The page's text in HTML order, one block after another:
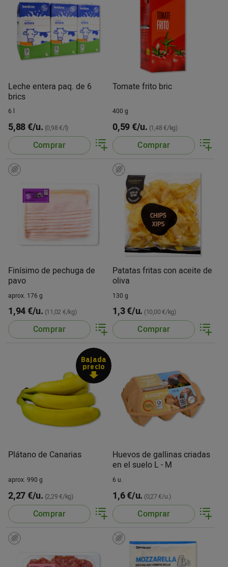
Leche entera paq. de 6
brics
6 l
5,88 €/u. (0,98 €/l)
Comprar
Tomate frito bric
400 g
0,59 €/u. (1,48 €/kg)
Comprar
Finísimo de pechuga de
pavo
aprox. 176 g
1,94 €/u. (11,02 €/kg)
Comprar
Patatas fritas con aceite de
oliva
130 g
1,3 €/u. (10,00 €/kg)
Comprar
Bajada
precio
Plátano de Canarias
aprox. 990 g
2,27 €/u. (2,29 €/kg)
Comprar
Huevos de gallinas criadas
en el suelo L - M
6 u.
1,6 €/u. (0,27 €/u.)
Comprar